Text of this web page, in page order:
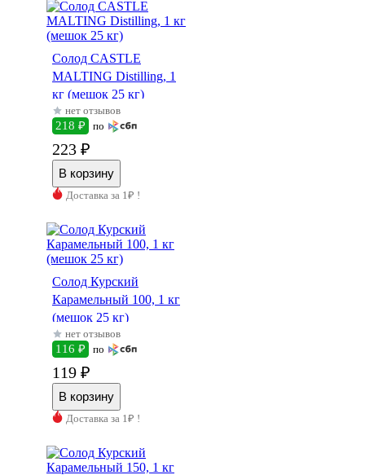
Солод CASTLE
MALTING Distilling, 1
кг (мешок 25 кг)
нет отзывов
218 ₽ по
223 ₽
Доставка за 1₽ !
Солод Курский
Карамельный 100, 1 кг
(мешок 25 кг)
нет отзывов
116 ₽ по
119 ₽
Доставка за 1₽ !